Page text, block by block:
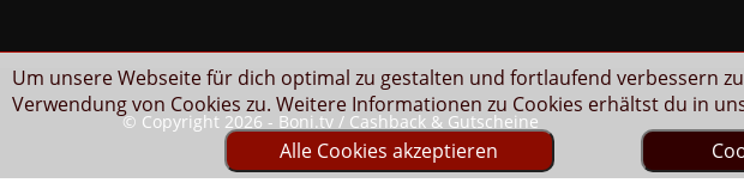
Um unsere Webseite für dich optimal zu gestalten und fortlaufend verbessern
Verwendung von Cookies zu. Weitere Informationen zu Cookies erhältst du in
Alle Cookies akzeptieren
© Copyright 2026 - Boni.tv / Cashback & Gutscheine